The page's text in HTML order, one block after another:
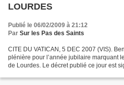
LOURDES
Publié le 06/02/2009 à 21:12
Par Sur les Pas des Saints
CITE DU VATICAN, 5 DEC 2007 (VIS).
plénière pour l’année jubilaire marquant
de Lourdes. Le décret publié ce jour est